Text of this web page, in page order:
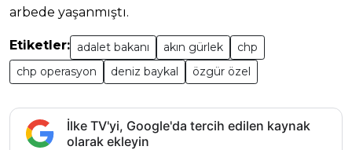
arbede yaşanmıştı.
Etiketler: adalet bakanı akın gürlek
chp
chp operasyon
deniz baykal özgür özel
İlke TV'yi, Google'da tercih edilen kaynak
olarak ekleyin